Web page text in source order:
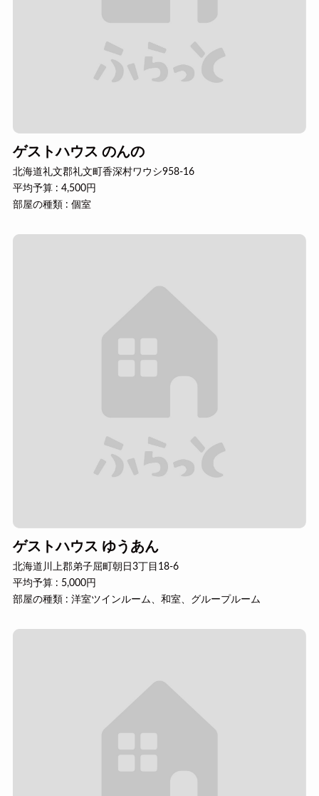
ゲストハウス のんの
北海道礼文郡礼文町香深村ワウシ958-16
平均予算 : 4,500円
部屋の種類 : 個室
ゲストハウス ゆうあん
北海道川上郡弟子屈町朝日3丁目18-6
平均予算 : 5,000円
部屋の種類 : 洋室ツインルーム、和室、グループルーム